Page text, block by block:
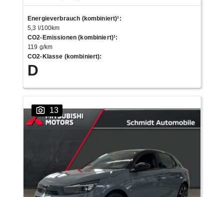
Energieverbrauch (kombiniert)¹:
5,3 l/100km
CO2-Emissionen (kombiniert)¹:
119 g/km
CO2-Klasse (kombiniert):
D
13